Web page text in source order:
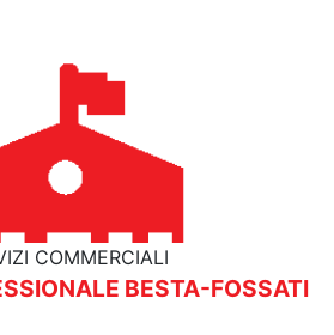
COMMERCIALI
BESTA-FOSSATI